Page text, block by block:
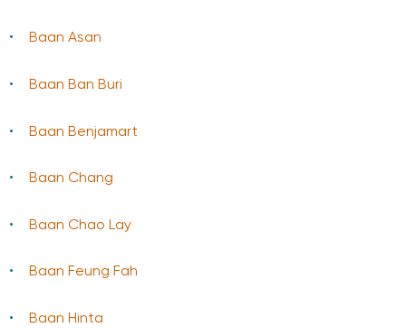
Baan Asan
Baan Ban Buri
Baan Benjamart
Baan Chang
Baan Chao Lay
Baan Feung Fah
Baan Hinta